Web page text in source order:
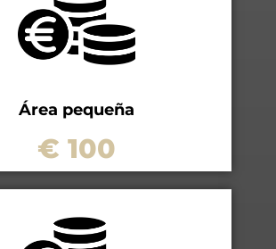
Área pequeña
€ 100